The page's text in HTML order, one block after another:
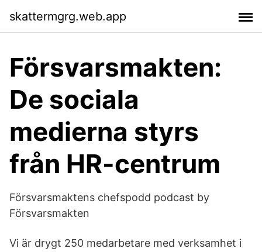
skattermgrg.web.app
Försvarsmakten:
De sociala
medierna styrs
från HR-centrum
Försvarsmaktens chefspodd podcast by
Försvarsmakten
Vi är drygt 250 medarbetare med verksamhet i